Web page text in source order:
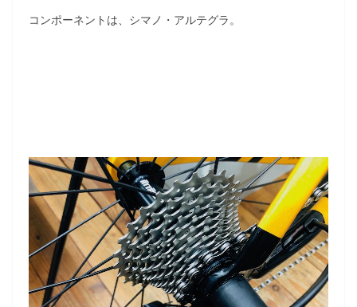
コンポーネントは、シマノ・アルテグラ。